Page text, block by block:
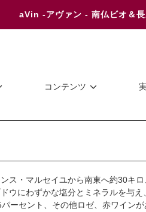
aVin -アヴァン - 南仏ビオ＆
コンテンツ
ス・マルセイユから南東へ約30キ
ウにわずかな塩分とミネラルを与
ーセント、その他ロゼ、赤ワイン